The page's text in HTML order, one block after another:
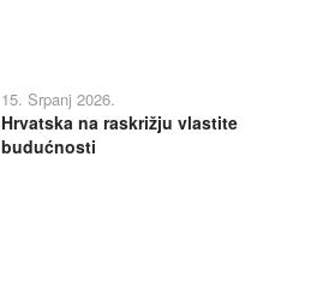
15. Srpanj 2026.
Hrvatska na raskrižju vlastite
budućnosti